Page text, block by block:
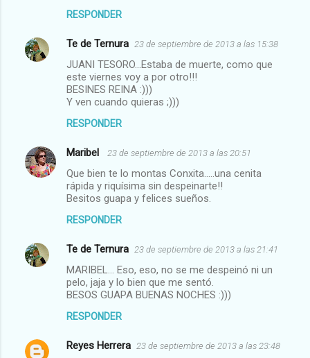
RESPONDER
Te de Ternura 23 de septiembre de 2013 a las 15:38
JUANI TESORO...Estaba de muerte, como que
este viernes voy a por otro!!!
BESINES REINA :)))
Y ven cuando quieras ;)))
RESPONDER
Maribel 23 de septiembre de 2013 a las 20:51
Que bien te lo montas Conxita.....una cenita
rápida y riquísima sin despeinarte!!
Besitos guapa y felices sueños.
RESPONDER
Te de Ternura 23 de septiembre de 2013 a las 21:41
MARIBEL... Eso, eso, no se me despeinó ni un
pelo, jaja y lo bien que me sentó.
BESOS GUAPA BUENAS NOCHES :)))
RESPONDER
Reyes Herrera 23 de septiembre de 2013 a las 23:48